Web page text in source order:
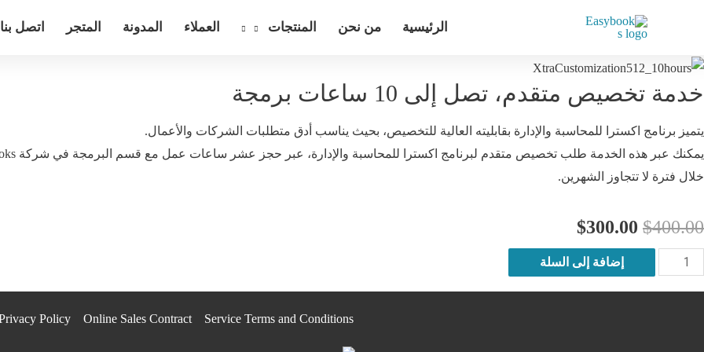
الرئيسية من نحن المنتجات العملاء المدونة المتجر اتصل بنا
خدمة تخصيص متقدم، تصل إلى 10 ساعات برمجة
يتميز برنامج اكسترا للمحاسبة والإدارة بقابليته العالية للتخصيص، بحيث يناسب أدق متطلبات الشركات والأعمال.
خلال فترة لا تتجاوز الشهرين.
$400.00
السعر
الأصلي
هو:
$300.00 السعر
الحالي
هو:
كمية
إضافة إلى السلة
Service Terms and Conditions
Online Sales Contract
Policy